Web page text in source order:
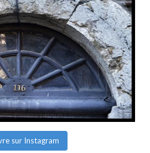
sur Instagram